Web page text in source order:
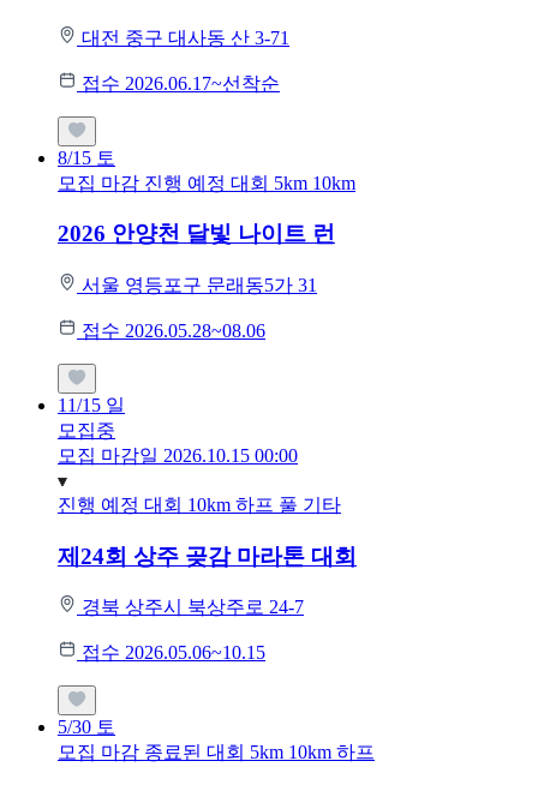
대전 중구 대사동 산 3-71
접수 2026.06.17~선착순
8/15 토
모집 마감 진행 예정 대회 5km 10km
2026 안양천 달빛 나이트 런
서울 영등포구 문래동5가 31
접수 2026.05.28~08.06
11/15 일
모집중
모집 마감일 2026.10.15 00:00
진행 예정 대회 10km 하프 풀 기타
제24회 상주 곶감 마라톤 대회
경북 상주시 북상주로 24-7
접수 2026.05.06~10.15
5/30 토
모집 마감 종료된 대회 5km 10km 하프